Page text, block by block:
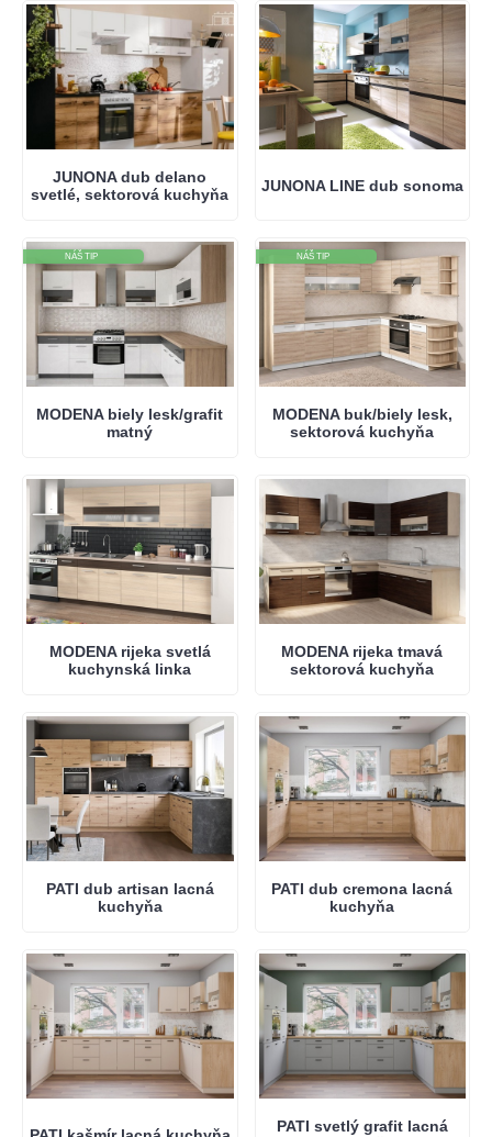
JUNONA dub delano
svetlé, sektorová kuchyňa
JUNONA LINE dub sonoma
NÁŠ TIP
MODENA biely lesk/grafit
matný
NÁŠ TIP
MODENA buk/biely lesk,
sektorová kuchyňa
MODENA rijeka svetlá
kuchynská linka
MODENA rijeka tmavá
sektorová kuchyňa
PATI dub artisan lacná
kuchyňa
PATI dub cremona lacná
kuchyňa
PATI svetlý grafit lacná